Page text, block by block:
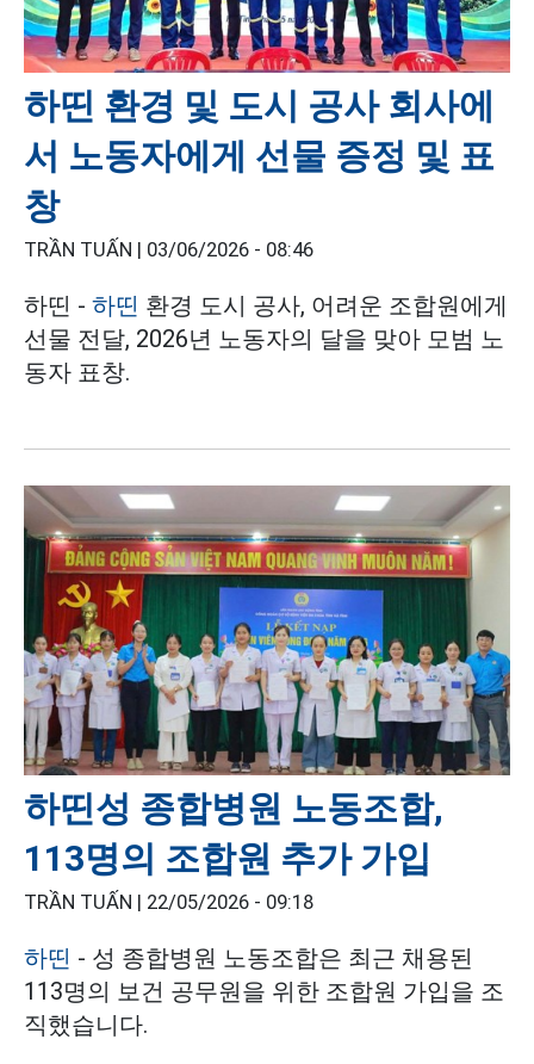
하띤 환경 및 도시 공사 회사에
서 노동자에게 선물 증정 및 표
창
TRẦN TUẤN | 03/06/2026 - 08:46
하띤 - 하띤 환경 도시 공사, 어려운 조합원에게
선물 전달, 2026년 노동자의 달을 맞아 모범 노
동자 표창.
하띤성 종합병원 노동조합,
113명의 조합원 추가 가입
TRẦN TUẤN | 22/05/2026 - 09:18
하띤 - 성 종합병원 노동조합은 최근 채용된
113명의 보건 공무원을 위한 조합원 가입을 조
직했습니다.